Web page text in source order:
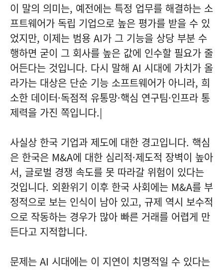
이 말의 의미는, 예전에는 특정 업무를 해결하는 소
프트웨어가 독립 기업으로 높은 평가를 받을 수 있
었지만, 이제는 범용 AI가 그 기능을 상당 부분 수
행하면 굳이 그 회사를 높은 값에 인수할 필요가 줄
어든다는 것입니다. 다시 말해 AI 시대에 가치가 올
라가는 대상은 단순 기능 소프트웨어가 아니라, 희
소한 데이터·독점적 유통망·핵심 연구팀·인프라 통
제력을 가진 쪽입니다.|
사실상 한국 기업과 제도에 대한 경고입니다. 핵심
은 한국은 M&A에 대한 심리적·제도적 장벽이 높아
서, 글로벌 경쟁 속도를 못 따라갈 위험이 있다는
것입니다. 외환위기 이후 한국 사회에는 M&A를 부
정적으로 보는 인식이 남아 있고, 규제 역시 보수적
으로 작동하는 경우가 많아 빠른 거래를 어렵게 만
든다고 지적합니다.
문제는 AI 시대에는 이 지연이 치명적일 수 있다는